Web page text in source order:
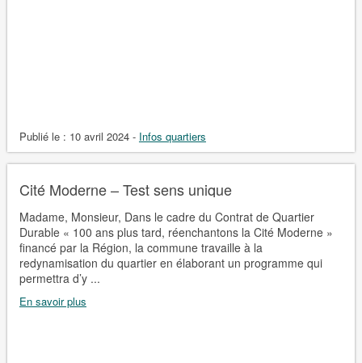
Publié le : 10 avril 2024 - Infos quartiers
Cité Moderne – Test sens unique
Madame, Monsieur, Dans le cadre du Contrat de Quartier
Durable « 100 ans plus tard, réenchantons la Cité Moderne »
financé par la Région, la commune travaille à la
redynamisation du quartier en élaborant un programme qui
permettra d’y ...
En savoir plus